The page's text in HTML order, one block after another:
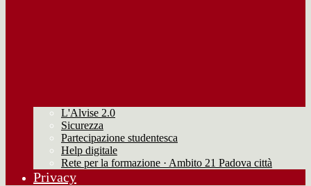
L'Alvise 2.0
Sicurezza
Partecipazione studentesca
Help digitale
Rete per la formazione · Ambito 21 Padova città
Privacy